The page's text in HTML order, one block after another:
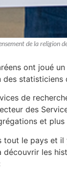
de la religion
ont joué
des
de
des
et plus
tout le pays et
découvrir les